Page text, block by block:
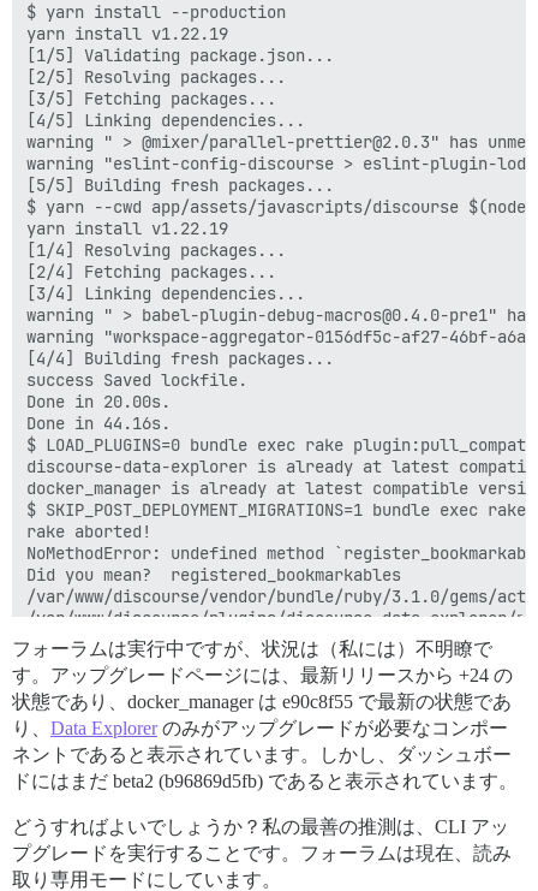
$ yarn install --production
yarn install v1.22.19
[1/5] Validating package.json...
[2/5] Resolving packages...
[3/5] Fetching packages...
[4/5] Linking dependencies...
warning " > @mixer/parallel-prettier@2.0.3" has
warning "eslint-config-discourse > eslint-plugin-
[5/5] Building fresh packages...
$ yarn --cwd app/assets/javascripts/discourse
yarn install v1.22.19
[1/4] Resolving packages...
[2/4] Fetching packages...
[3/4] Linking dependencies...
warning " > babel-plugin-debug-macros@0.4.0-pre1"
warning "workspace-aggregator-0156df5c-af27-46bf-
[4/4] Building fresh packages...
success Saved lockfile.
Done in 20.00s.
Done in 44.16s.
$ LOAD_PLUGINS=0 bundle exec rake
discourse-data-explorer is already at latest
docker_manager is already at latest compatible
$ SKIP_POST_DEPLOYMENT_MIGRATIONS=1 bundle exec
rake aborted!
NoMethodError: undefined method
Did you mean?  registered_bookmarkables
/var/www/discourse/vendor/bundle/ruby/3.1.0/gems/
/var/www/discourse/plugins/discourse-data-
/var/www/discourse/lib/plugin/instance.rb:503:in
/var/www/discourse/lib/plugin/instance.rb:501:in
/var/www/discourse/lib/plugin/instance.rb:501:in
/var/www/discourse/config/application.rb:228:in
/var/www/discourse/config/application.rb:228:in
/var/www/discourse/lib/plugin.rb:6:in
/var/www/discourse/config/application.rb:228:in
/var/www/discourse/vendor/bundle/ruby/3.1.0/gems/
/var/www/discourse/vendor/bundle/ruby/3.1.0/
/var/www/discourse/vendor/bundle/ruby/3.1.0/gems/
/var/www/discourse/vendor/bundle/ruby/3.1.0/gems/
/var/www/discourse/vendor/bundle/ruby/3.1.0/gems/
フォーラムは実行中ですが、状況は（私には）不明瞭で
す。アップグレードページには、最新リリースから +24 の
状態であり、docker_manager は e90c8f55 で最新の状態であ
り、 Data Explorerのみがアップグレードが必要なコンポー
ネントであると表示されています。しかし、ダッシュボー
ドにはまだ beta2 (b96869d5fb) であると表示されています。
どうすればよいでしょうか？私の最善の推測は、CLI アッ
プグレードを実行することです。フォーラムは現在、読み
取り専用モードにしています。